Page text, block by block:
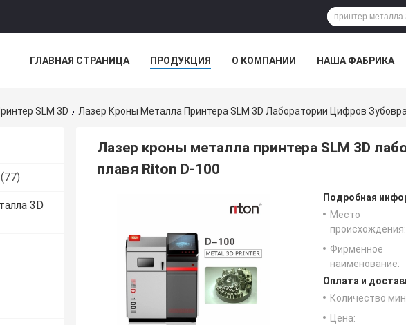
ГЛАВНАЯ СТРАНИЦА ПРОДУКЦИЯ О КОМПАНИИ НАША ФАБРИКА
SLM 3D Лазер Кроны Металла Принтера SLM 3D Лаборатории Цифров
(77)
3D
Лазер кроны металла принтера SLM 3D
плавя Riton D-100
Подробная
Место
происхождения:
Фирменное
наименование:
Оплата и
Количество
Цена: